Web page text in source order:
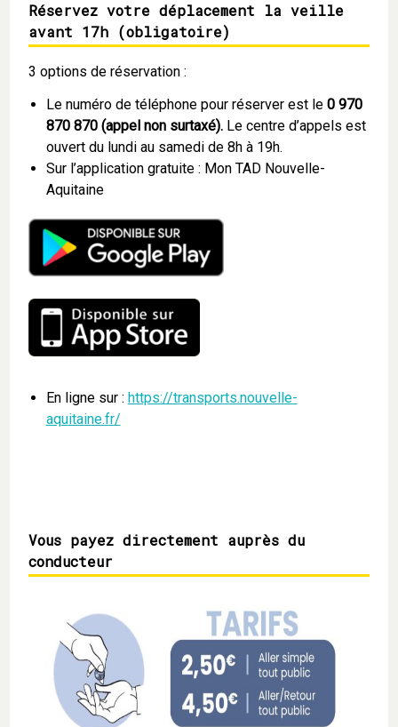
Réservez votre déplacement la veille
avant 17h (obligatoire)
3 options de réservation :
Le numéro de téléphone pour réserver est le0 970
870 870 (appel non surtaxé). Le centre d’appels est
ouvert du lundi au samedi de 8h à 19h.
Sur l’application gratuite : Mon TAD Nouvelle-
Aquitaine
En ligne sur : https://transports.nouvelle-
aquitaine.fr/
Vous payez directement auprès du
conducteur